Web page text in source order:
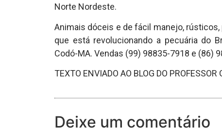
Norte Nordeste.
Animais dóceis e de fácil manejo,
que está revolucionando a pecuária do
Codó-MA. Vendas (99) 98835-7918 e (86)
TEXTO ENVIADO AO BLOG DO PROFESSOR
Deixe um comentário